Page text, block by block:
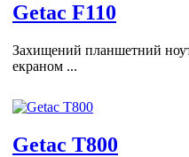
Getac F110
Захищений планшетний
екраном ...
Getac T800